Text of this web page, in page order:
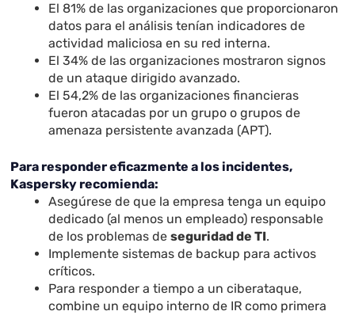
El 81% de las organizaciones que proporcionaron
datos para el análisis tenían indicadores de
actividad maliciosa en su red interna.
El 34% de las organizaciones mostraron signos
de un ataque dirigido avanzado.
El 54,2% de las organizaciones financieras
fueron atacadas por un grupo o grupos de
amenaza persistente avanzada (APT).
Para responder eficazmente a los incidentes,
Kaspersky recomienda:
Asegúrese de que la empresa tenga un equipo
dedicado (al menos un empleado) responsable
de los problemas deseguridad de TI.
Implemente sistemas de backup para activos
críticos.
Para responder a tiempo a un ciberataque,
combine un equipo interno de IR como primera